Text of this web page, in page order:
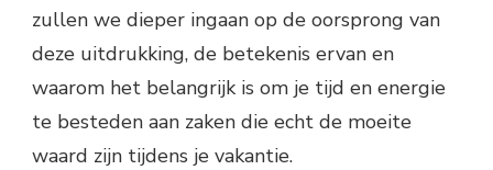
zullen we dieper ingaan op de oorsprong van
deze uitdrukking, de betekenis ervan en
waarom het belangrijk is om je tijd en energie
te besteden aan zaken die echt de moeite
waard zijn tijdens je vakantie.